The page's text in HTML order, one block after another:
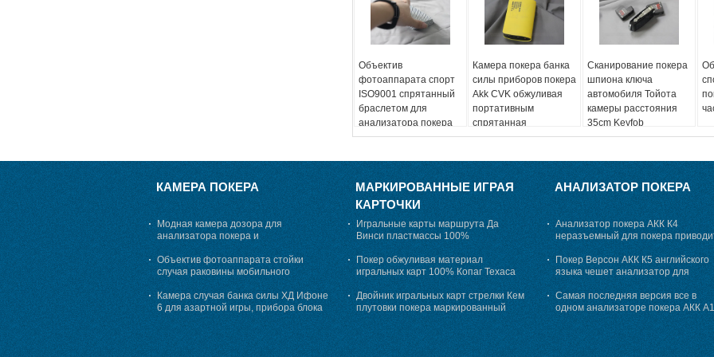
Объектив
фотоаппарата спорт
ISO9001 спрятанный
браслетом для
анализатора покера
вниз
Камера покера банка
силы приборов покера
Akk CVK обжуливая
портативным
спрятанная
заряжателем
Сканирование покера
шпиона ключа
автомобиля Тойота
камеры расстояния
35cm Keyfob
ультракрасная
КАМЕРА ПОКЕРА
Модная камера дозора для
анализатора покера и
маркированных карт, 25 до 45 см
просматривая расстояние
Объектив фотоаппарата стойки
случая раковины мобильного
телефона для анализатора покера
Камера случая банка силы ХД Ифоне
6 для азартной игры, прибора блока
развертки покера обжуливая
МАРКИРОВАННЫЕ ИГРАЯ
КАРТОЧКИ
Игральные карты маршрута Да
Винси пластмассы 100%
маркированные для размера моста
плутовки покера
Покер обжуливая материал
игральных карт 100% Копаг Техаса
Холдем маркированный пластиковый
Двойник игральных карт стрелки Кем
плутовки покера маркированный
украшает пластмасса 100%
АНАЛИЗАТОР ПОКЕРА
Анализатор покера АКК К4
неразъемный для покера
анализ в обжуливать
Покер Версон АКК К5 английского
языка чешет анализатор для
сообщать результаты покера
заранее
Самая последняя версия все в
одном анализаторе покера АКК А1
для игральных карт играя в
игры плутовка